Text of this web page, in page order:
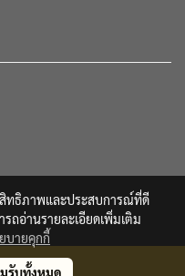
L&P Trading Center
สิทธิภาพและประสบการณ์ที่ดี
ถอ่านรายละเอียดเพิ่มเติม
บายคุกกี้
รับทั้งหมด